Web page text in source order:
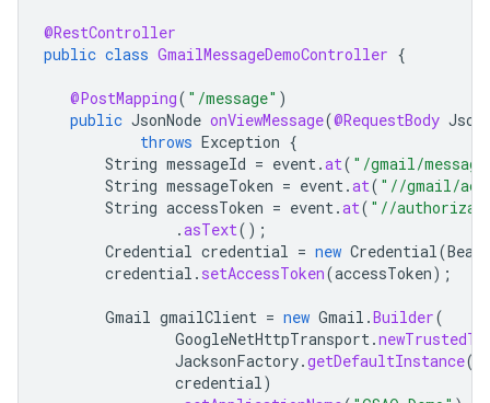
@RestController
public class GmailMessageDemoController {
@PostMapping( "/message" )
public JsonNode onViewMessage(@RequestBody
throws Exception {
String messageId = event.at( "/gmail/
String messageToken = event.at( "//gmail/
String accessToken = event.at( "//
.asText();
Credential credential = new Credential(
credential . setAccessToken(accessToken);
Gmail gmailClient = new Gmail .Builder(
GoogleNetHttpTransport.
JacksonFactory.getDefaultInstance
credential)